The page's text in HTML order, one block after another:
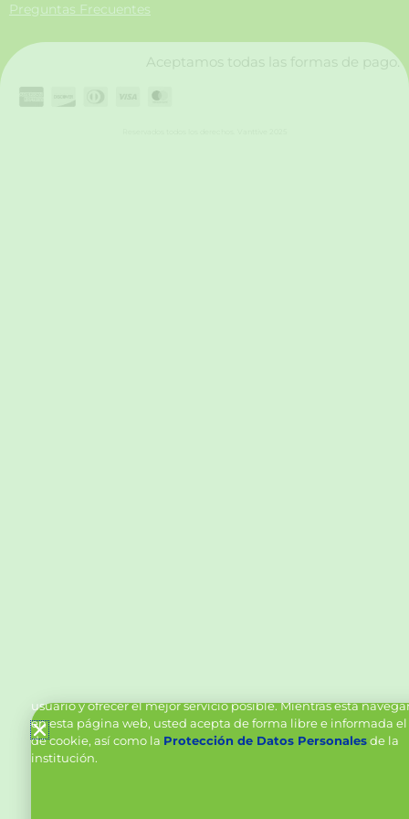
k
a
n
Preguntas Frecuentes
Aceptamos todas las formas de pago.
usuario y ofrecer el mejor servicio posible. Mientras está
en esta página web, usted acepta de forma libre e informada el
de cookie, así como la Protección de Datos Personalesde la
institución.